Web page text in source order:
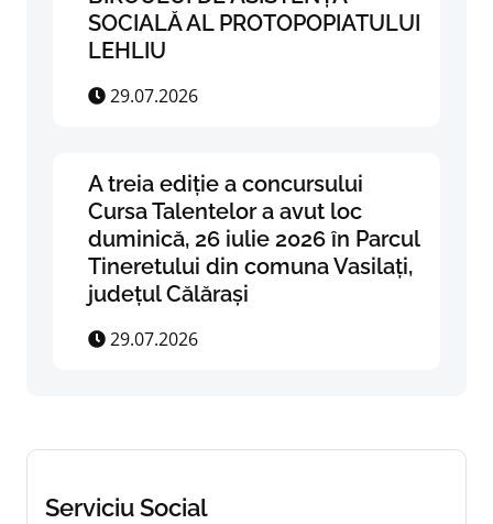
SOCIALĂ AL PROTOPOPIATULUI
LEHLIU
29.07.2026
A treia ediție a concursului
Cursa Talentelor a avut loc
duminică, 26 iulie 2026 în Parcul
Tineretului din comuna Vasilați,
județul Călărași
29.07.2026
Serviciu Social